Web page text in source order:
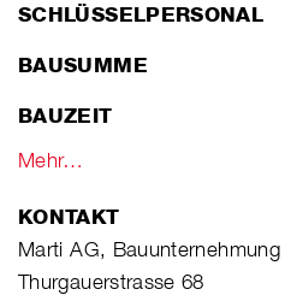
SCHLÜSSELPERSONAL
BAUSUMME
BAUZEIT
Mehr…
KONTAKT
Marti AG, Bauunternehmung
Thurgauerstrasse 68